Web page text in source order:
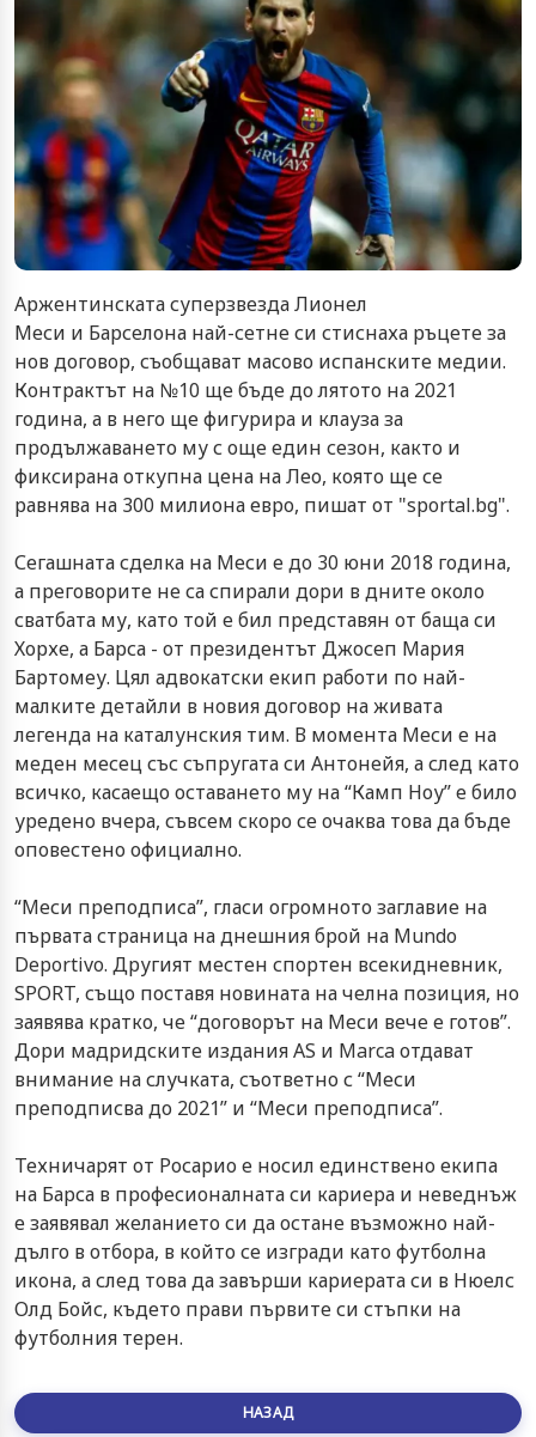
Аржентинската суперзвезда Лионел
Меси и Барселона най-сетне си стиснаха ръцете за
нов договор, съобщават масово испанските медии.
Контрактът на №10 ще бъде до лятото на 2021
година, а в него ще фигурира и клауза за
продължаването му с още един сезон, както и
фиксирана откупна цена на Лео, която ще се
равнява на 300 милиона евро, пишат от "sportal.bg".
Сегашната сделка на Меси е до 30 юни 2018 година,
а преговорите не са спирали дори в дните около
сватбата му, като той е бил представян от баща си
Хорхе, а Барса - от президентът Джосеп Мария
Бартомеу. Цял адвокатски екип работи по най-
малките детайли в новия договор на живата
легенда на каталунския тим. В момента Меси е на
меден месец със съпругата си Антонейя, а след като
всичко, касаещо оставането му на “Камп Ноу” е било
уредено вчера, съвсем скоро се очаква това да бъде
оповестено официално.
“Меси преподписа”, гласи огромното заглавие на
първата страница на днешния брой на Mundo
Deportivo. Другият местен спортен всекидневник,
SPORT, също поставя новината на челна позиция, но
заявява кратко, че “договорът на Меси вече е готов”.
Дори мадридските издания AS и Marca отдават
внимание на случката, съответно с “Меси
преподписва до 2021” и “Меси преподписа”.
Техничарят от Росарио е носил единствено екипа
на Барса в професионалната си кариера и неведнъж
е заявявал желанието си да остане възможно най-
дълго в отбора, в който се изгради като футболна
икона, а след това да завърши кариерата си в Нюелс
Олд Бойс, където прави първите си стъпки на
футболния терен.
НАЗАД